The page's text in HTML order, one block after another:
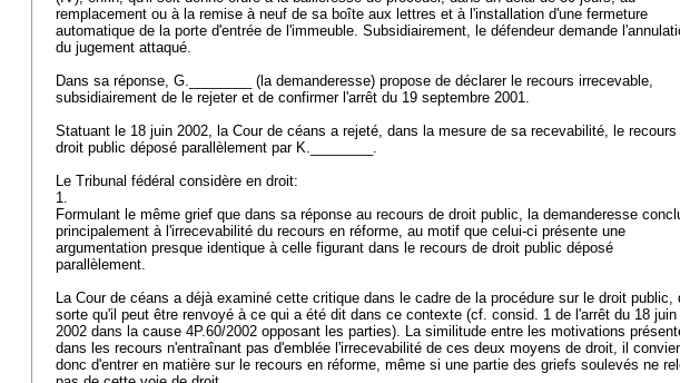
remplacement ou à la remise à neuf de sa boîte aux lettres et à l'installation d'une fermeture
automatique de la porte d'entrée de l'immeuble. Subsidiairement, le défendeur demande
du jugement attaqué.
Dans sa réponse, G.________ (la demanderesse) propose de déclarer le recours irrecevable,
subsidiairement de le rejeter et de confirmer l'arrêt du 19 septembre 2001.
Statuant le 18 juin 2002, la Cour de céans a rejeté, dans la mesure de sa recevabilité, le recours
droit public déposé parallèlement par K.________.
Le Tribunal fédéral considère en droit:
1.
Formulant le même grief que dans sa réponse au recours de droit public, la demanderesse
principalement à l'irrecevabilité du recours en réforme, au motif que celui-ci présente une
argumentation presque identique à celle figurant dans le recours de droit public déposé
parallèlement.
La Cour de céans a déjà examiné cette critique dans le cadre de la procédure sur le droit public,
sorte qu'il peut être renvoyé à ce qui a été dit dans ce contexte (cf. consid. 1 de l'arrêt du 18 juin
2002 dans la cause 4P.60/2002 opposant les parties). La similitude entre les motivations
dans les recours n'entraînant pas d'emblée l'irrecevabilité de ces deux moyens de droit, il
donc d'entrer en matière sur le recours en réforme, même si une partie des griefs soulevés ne